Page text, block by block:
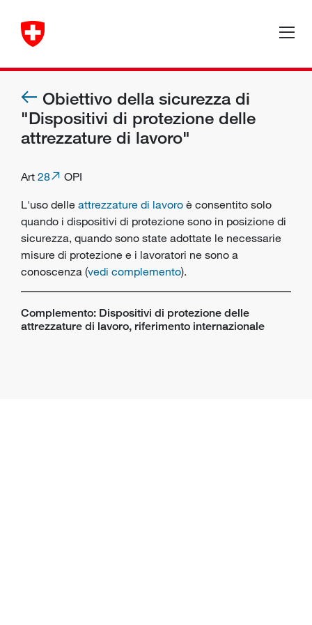
Obiettivo della sicurezza di
"Dispositivi di protezione delle
attrezzature di lavoro"
Art 28
OPI
L'uso delle attrezzature di lavoro è consentito solo
quando i dispositivi di protezione sono in posizione di
sicurezza, quando sono state adottate le necessarie
misure di protezione e i lavoratori ne sono a
conoscenza (vedi complemento).
Complemento: Dispositivi di protezione delle
attrezzature di lavoro, riferimento internazionale